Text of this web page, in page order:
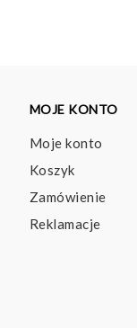
MOJE KONTO
Moje konto
Koszyk
Zamówienie
Reklamacje